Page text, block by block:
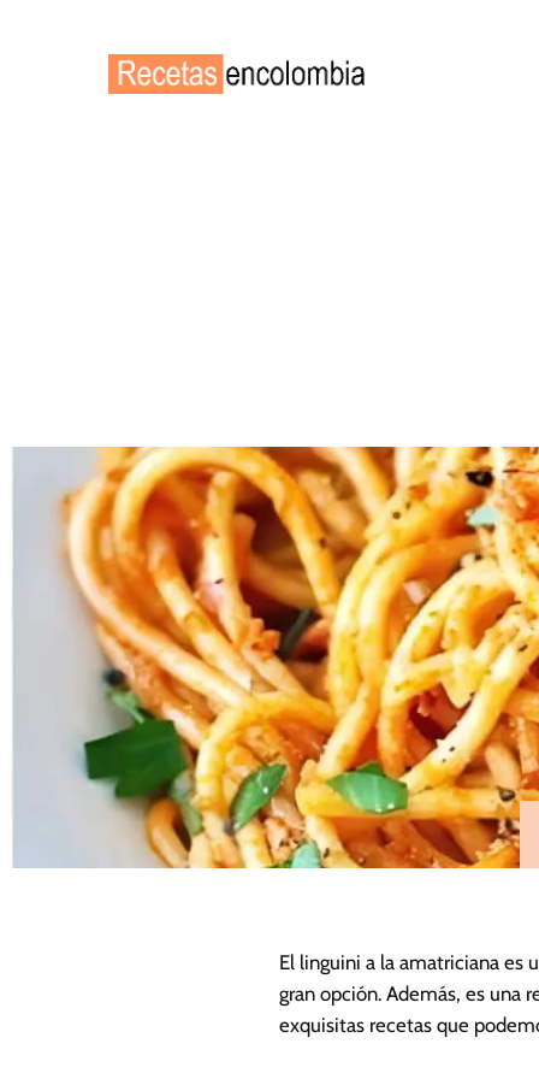
El linguini a la amatriciana es
gran opción. Además, es una
exquisitas recetas que